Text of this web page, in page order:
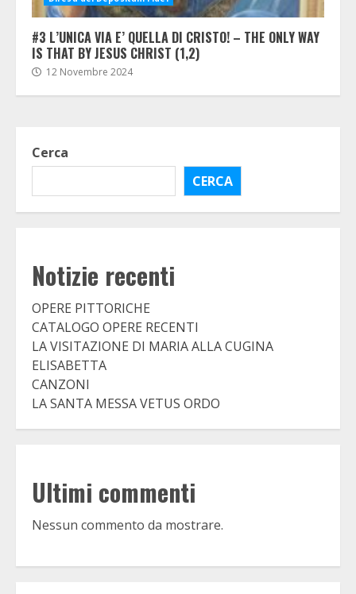
#3 L’UNICA VIA E’ QUELLA DI CRISTO! – THE ONLY WAY
IS THAT BY JESUS CHRIST (1,2)
12 Novembre 2024
Cerca
CERCA
Notizie recenti
OPERE PITTORICHE
CATALOGO OPERE RECENTI
LA VISITAZIONE DI MARIA ALLA CUGINA
ELISABETTA
CANZONI
LA SANTA MESSA VETUS ORDO
Ultimi commenti
Nessun commento da mostrare.